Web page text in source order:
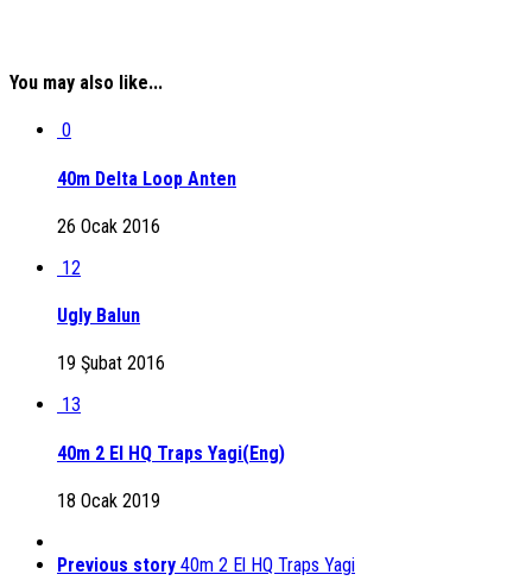
You may also like...
0
40m Delta Loop Anten
26 Ocak 2016
12
Ugly Balun
19 Şubat 2016
13
40m 2 El HQ Traps Yagi(Eng)
18 Ocak 2019
Previous story 40m 2 El HQ Traps Yagi